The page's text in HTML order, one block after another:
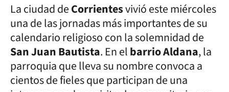
La ciudad deCorrientesvivió este miércoles
una de las jornadas más importantes de su
calendario religioso con la solemnidad de
San Juan Bautista. En elbarrio Aldana, la
parroquia que lleva su nombre convoca a
cientos de fieles que participan de una